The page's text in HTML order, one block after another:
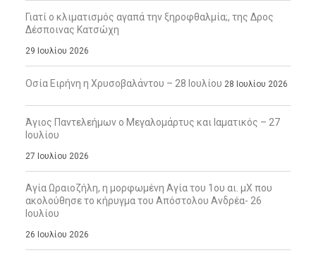
Γιατί ο κλιματισμός αγαπά την ξηροφθαλμία;, της Δρος
Δέσποινας Κατσώχη
29 Ιουλίου 2026
Οσία Ειρήνη η Χρυσοβαλάντου – 28 Ιουλίου 28 Ιουλίου 2026
Άγιος Παντελεήμων ο Μεγαλομάρτυς και Ιαματικός – 27
Ιουλίου
27 Ιουλίου 2026
Αγία Ωραιοζήλη, η μορφωμένη Αγία του 1ου αι. μΧ που
ακολούθησε το κήρυγμα του Απόστολου Ανδρέα- 26
Ιουλίου
26 Ιουλίου 2026